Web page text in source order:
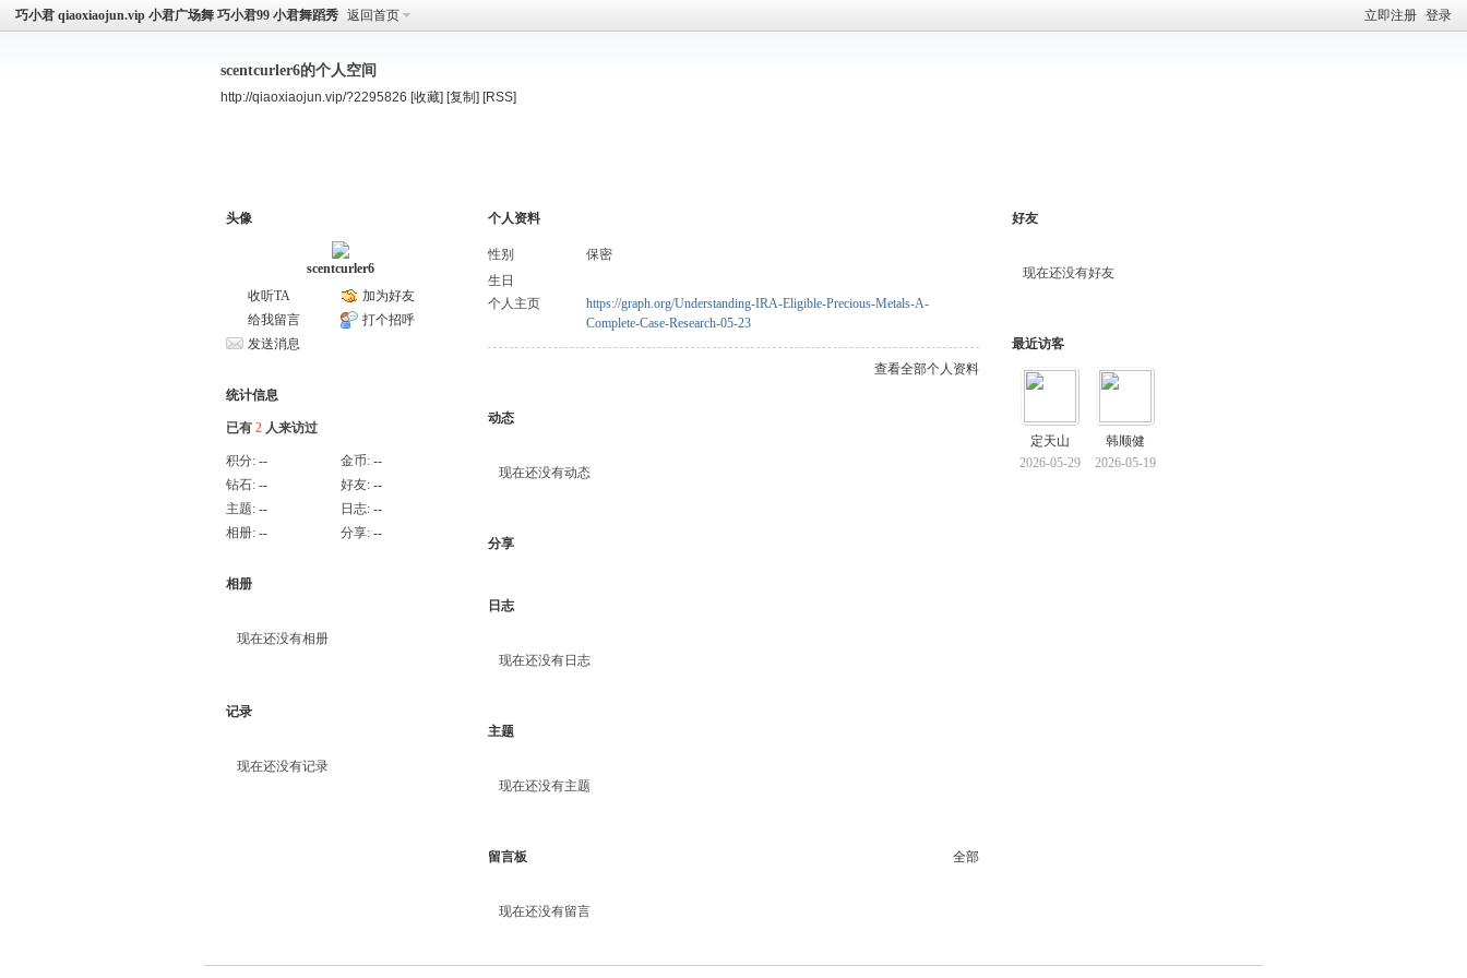
立即注册 登录
巧小君 qiaoxiaojun.vip 小君广场舞 巧小君99 小君舞蹈秀 返回首页
scentcurler6的个人空间
http://qiaoxiaojun.vip/?2295826 [收藏] [复制] [RSS]
头像
scentcurler6
收听TA
加为好友
给我留言
打个招呼
发送消息
统计信息
已有 2 人来访过
积分: -- 金币: --
钻石: -- 好友: --
主题: -- 日志: --
相册: -- 分享: --
相册
现在还没有相册
记录
现在还没有记录
个人资料
性别
保密
生日
个人主页
https://graph.org/Understanding-IRA-Eligible-Precious-Metals-A-
Complete-Case-Research-05-23
查看全部个人资料
动态
现在还没有动态
分享
日志
现在还没有日志
主题
现在还没有主题
留言板 全部
现在还没有留言
好友
现在还没有好友
最近访客
定天山
2026-05-29
韩顺健
2026-05-19